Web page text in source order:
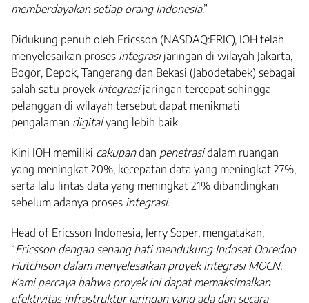
memberdayakan setiap orang Indonesia.”
Didukung penuh oleh Ericsson (NASDAQ:ERIC), IOH telah
menyelesaikan proses integrasijaringan di wilayah Jakarta,
Bogor, Depok, Tangerang dan Bekasi (Jabodetabek) sebagai
salah satu proyek integrasijaringan tercepat sehingga
pelanggan di wilayah tersebut dapat menikmati
pengalaman digitalyang lebih baik.
Kini IOH memiliki cakupandan penetrasidalam ruangan
yang meningkat 20%, kecepatan data yang meningkat 27%,
serta lalu lintas data yang meningkat 21% dibandingkan
sebelum adanya proses integrasi.
Head of Ericsson Indonesia, Jerry Soper, mengatakan,
“Ericsson dengan senang hati mendukung Indosat Ooredoo
Hutchison dalam menyelesaikan proyek integrasi MOCN.
Kami percaya bahwa proyek ini dapat memaksimalkan
efektivitas infrastruktur jaringan yang ada dan secara